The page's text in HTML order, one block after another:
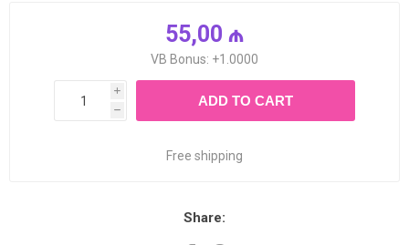
55,00 ₼
VB Bonus: +1.0000
i
h
ADD TO CART
Free shipping
Share: